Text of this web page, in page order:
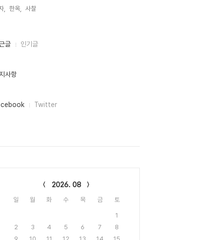
,
한옥, 사찰,
글 인기글
사항
Twitter
2026. 08
일 월 화 수 목 금 토
1
2
3 4 5 6 7
8